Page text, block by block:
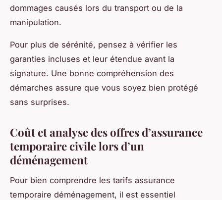
dommages causés lors du transport ou de la
manipulation.
Pour plus de sérénité, pensez à vérifier les
garanties incluses et leur étendue avant la
signature. Une bonne compréhension des
démarches assure que vous soyez bien protégé
sans surprises.
Coût et analyse des offres d’assurance
temporaire civile lors d’un
déménagement
Pour bien comprendre les tarifs assurance
temporaire déménagement, il est essentiel